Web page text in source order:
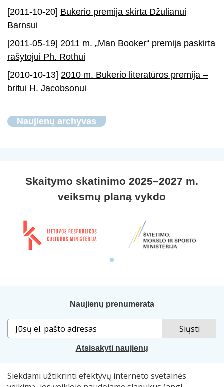
Siekdami užtikrinti efektyvų interneto svetainės
[2011-10-20] Bukerio premija skirta Džulianui
Barnsui
[2011-05-19] 2011 m. „Man Booker“ premija paskirta
rašytojui Ph. Rothui
[2010-10-13] 2010 m. Bukerio literatūros premija –
britui H. Jacobsonui
Naujienų archyvas
Skaitymo skatinimo 2025–2027 m.
veiksmų planą vykdo
Naujienų prenumerata
Atsisakyti naujienų
Sprendimas: „Idamas“ . Naudojama „Smart Web“ sistema.